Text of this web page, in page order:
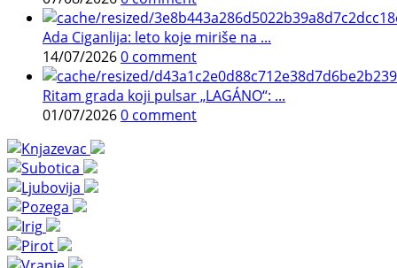
Ada Ciganlija: leto koje miriše na ...
14/07/20260 comment
Ritam grada koji pulsar „LAGÁNO“: ...
01/07/20260 comment